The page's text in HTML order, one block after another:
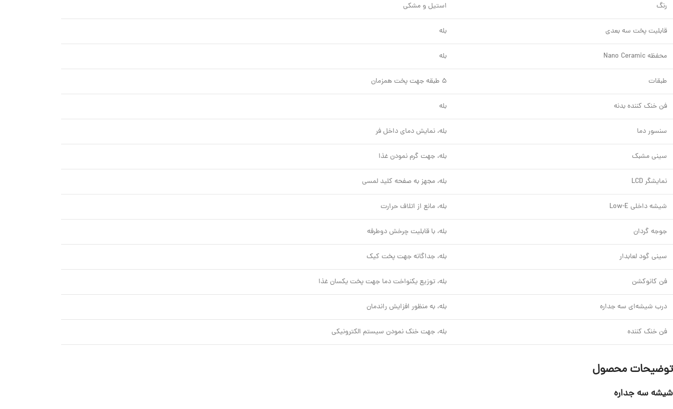
رنگ استیل و مشکی
قابلیت پخت سه بعدی بله
محفظه Nano Ceramic بله
طبقات ۵ طبقه جهت پخت همزمان
فن خنک کننده بدنه بله
سنسور دما بله، نمایش دمای داخل فر
سینی مشبک بله، جهت گرم نمودن غذا
نمایشگر LCD بله، مجهز به صفحه کلید لمسی
شیشه داخلی Low-E بله، مانع از اتلاف حرارت
جوجه گردان بله، با قابلیت چرخش دوطرفه
سینی گود لعابدار بله، جداگانه جهت پخت کیک
فن کانوکشن بله، توزیع یکنواخت دما جهت پخت یکسان غذا
درب شیشه‌ای سه جداره بله، به منظور افزایش راندمان
فن خنک کننده بله، جهت خنک نمودن سیستم الکترونیکی
توضیحات محصول
شیشه سه جداره